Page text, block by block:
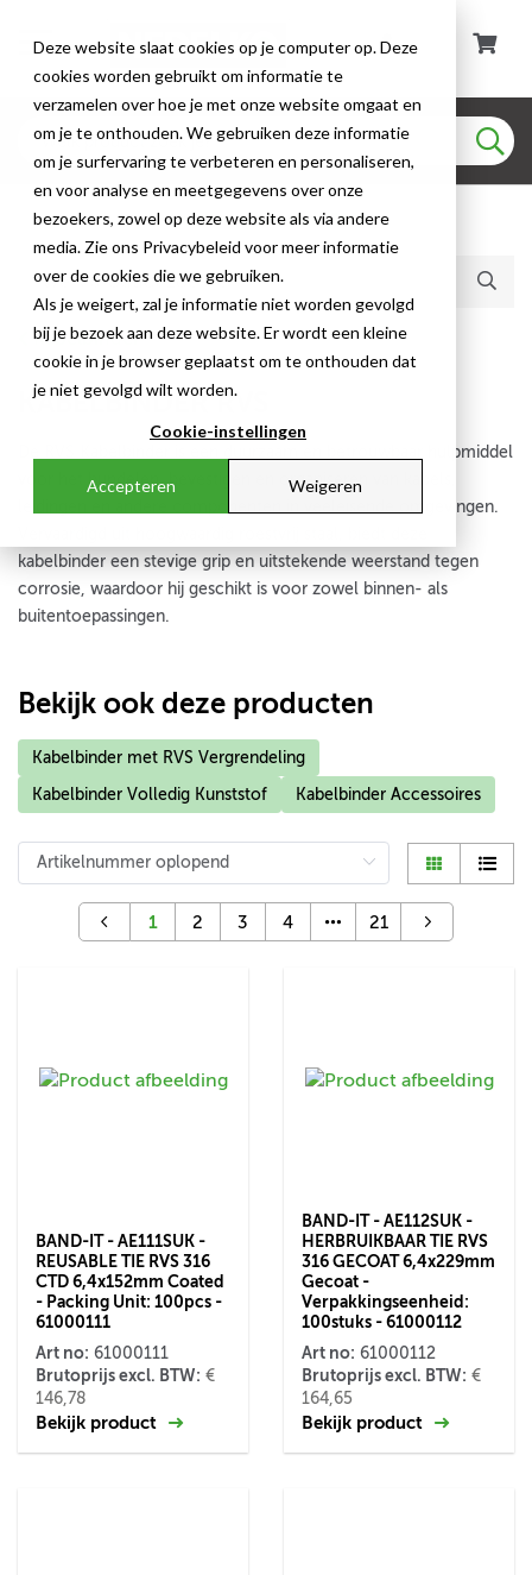
Deze website slaat cookies op je computer op. Deze
cookies worden gebruikt om informatie te
verzamelen over hoe je met onze website omgaat en
om je te onthouden. We gebruiken deze informatie
om je surfervaring te verbeteren en personaliseren,
en voor analyse en meetgegevens over onze
bezoekers, zowel op deze website als via andere
media. Zie ons Privacybeleid voor meer informatie
over de cookies die we gebruiken.
Als je weigert, zal je informatie niet worden gevolgd
bij je bezoek aan deze website. Er wordt een kleine
cookie in je browser geplaatst om te onthouden dat
je niet gevolgd wilt worden.
Cookie-instellingen
Accepteren Weigeren
Huidige producten (314)
Kabelbinder
KABELBINDER RVS
De RVS Kabelbinder is een duurzaam en betrouwbaar hulpmiddel
voor het bundelen, bevestigen en organiseren van kabels,
leidingen en andere componenten in veeleisende omgevingen.
kabelbinder een stevige grip en uitstekende weerstand tegen
corrosie, waardoor hij geschikt is voor zowel binnen- als
buitentoepassingen.
Bekijk ook deze producten
Kabelbinder met RVS Vergrendeling
Kabelbinder Volledig Kunststof Kabelbinder Accessoires
1 2 3 4 21
BAND-IT - AE111SUK -
REUSABLE TIE RVS 316
CTD 6,4x152mm Coated
- Packing Unit: 100pcs -
61000111
Art no: 61000111
Brutoprijs excl. BTW: €
146,78
Bekijk product
BAND-IT - AE112SUK -
HERBRUIKBAAR TIE RVS
316 GECOAT 6,4x229mm
Gecoat -
Verpakkingseenheid:
100stuks - 61000112
Art no: 61000112
Brutoprijs excl. BTW: €
164,65
Bekijk product